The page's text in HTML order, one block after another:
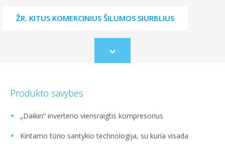
ŽR. KITUS KOMERCINIUS ŠILUMOS SIURBLIUS
Scroll
to
Produkto savybės
„Daikin“ inverterio viensraigtis kompresorius
Kintamo tūrio santykio technologija, su kuria visada